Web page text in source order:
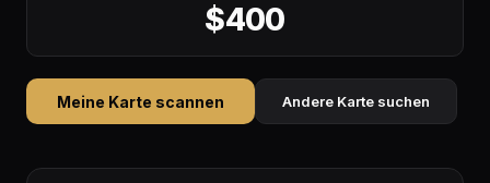
$400
Meine Karte scannen Andere Karte suchen